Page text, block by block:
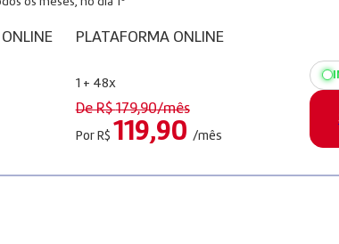
PLATAFORMA ONLINE
1 + 48x
De R$179,90/mês
Por R$ 119,90 /mês